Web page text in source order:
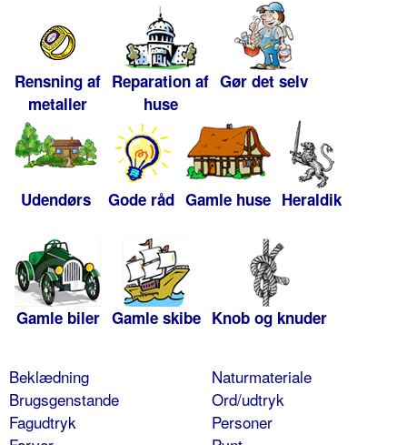
Rensning af
metaller
Reparation af
huse
Gør det selv
Udendørs Gode råd Gamle huse Heraldik
Gamle biler Gamle skibe Knob og knuder
Beklædning
Brugsgenstande
Fagudtryk
Naturmateriale
Ord/udtryk
Personer